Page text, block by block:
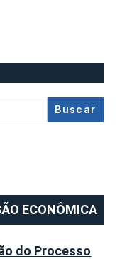
ECONÔMICA
do Processo